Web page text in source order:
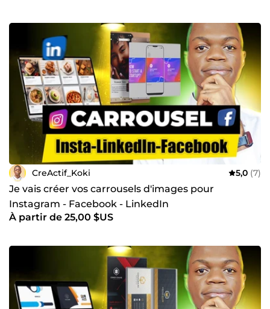
CreActif_Koki 5,0 (7)
Je vais créer vos carrousels d'images pour
Instagram - Facebook - LinkedIn
À partir de 25,00 $US